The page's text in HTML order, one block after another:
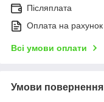
Післяплата
Оплата на рахунок
Всі умови оплати
Умови повернення